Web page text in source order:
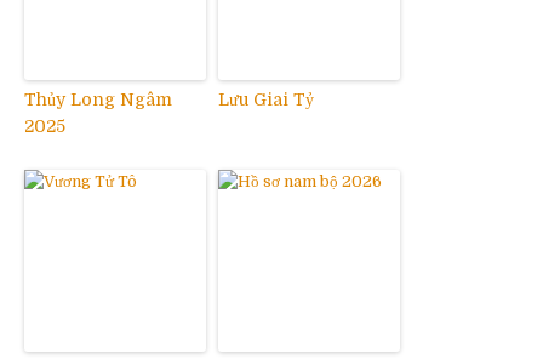
Thủy Long Ngâm
2025
Lưu Giai Tỷ